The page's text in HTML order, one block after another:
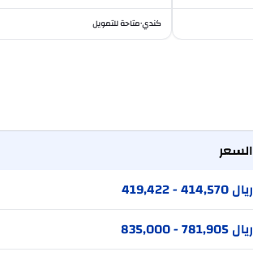
كندي•متاحة للتمويل
السعر
ريال 414,570 - 419,422
ريال 781,905 - 835,000